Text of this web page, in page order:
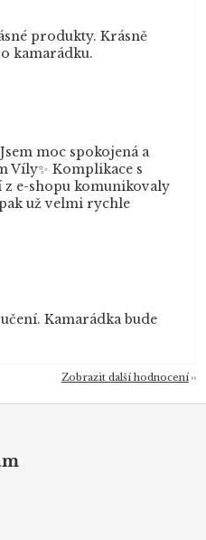
produkty. Krásně
kamarádku.
je 5 z 5 hvězdiček.
moc spokojená a
Víly✨ Komplikace s
e-shopu komunikovaly
už velmi rychle
je 5 z 5 hvězdiček.
Kamarádka bude
Zobrazit další hodnocení